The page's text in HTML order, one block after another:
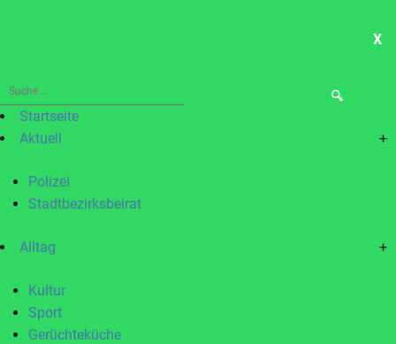
X
Suche
nach:Startseite
Aktuell
+
Polizei
Stadtbezirksbeirat
Alltag +
Kultur
Sport
Gerüchteküche